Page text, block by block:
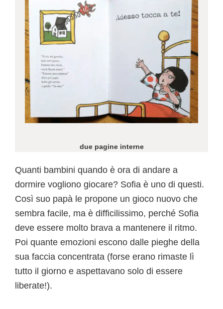
due pagine interne
Quanti bambini quando è ora di andare a
dormire vogliono giocare? Sofia è uno di questi.
Così suo papà le propone un gioco nuovo che
sembra facile, ma è difficilissimo, perché Sofia
deve essere molto brava a mantenere il ritmo.
Poi quante emozioni escono dalle pieghe della
sua faccia concentrata (forse erano rimaste lì
tutto il giorno e aspettavano solo di essere
liberate!).